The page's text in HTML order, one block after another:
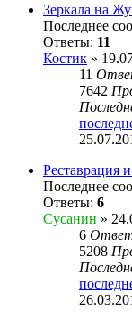
Зеркала на
Последнее
Ответы: 11
Костик »
11
7642
Реставрация
Последнее
Ответы: 6
Сусанин »
6
5208